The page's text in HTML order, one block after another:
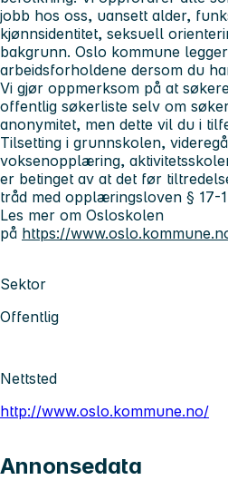
jobb hos oss, uansett alder,
kjønnsidentitet, seksuell
bakgrunn. Oslo kommune
arbeidsforholdene dersom du
Vi gjør oppmerksom på at
offentlig søkerliste selv om
anonymitet, men dette vil du i
Tilsetting i grunnskolen,
voksenopplæring,
er betinget av at det før
tråd med opplæringsloven § 17-
Les mer om Osloskolen
på https://
Sektor
Offentlig
Nettsted
http://www.oslo.kommune.no/
Annonsedata